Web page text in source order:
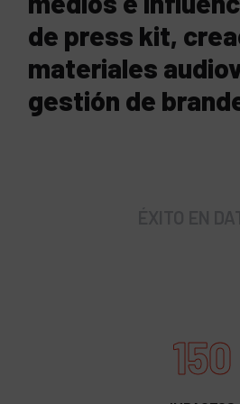
de press kit,
materiales
gestión de
150